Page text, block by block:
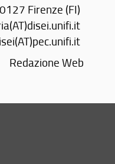
Firenze (FI)
Redazione Web